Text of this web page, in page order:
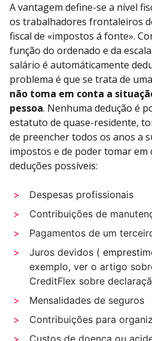
A vantagem define-se a nível
os trabalhadores frontaleiros
fiscal de «impostos á fonte».
função do ordenado e da
salário é automáticamente
problema é que se trata de
não toma em conta a
pessoa. Nenhuma dedução é
estatuto de quase-residente,
de preencher todos os anos a
impostos e de poder tomar em
deduções possíveis:
Despesas profissionais
Contribuições de
Pagamentos de um
Juros devidos (
exemplo, ver o artigo
CreditFlex sobre
Mensalidades de seguros
Contribuições para